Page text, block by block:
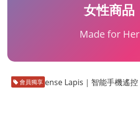
女性商品
Made for Her
會員獨享